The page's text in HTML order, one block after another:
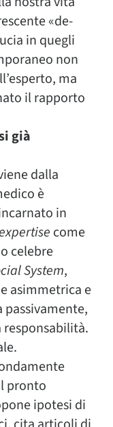
«de-
in quegli
non
ma
il rapporto
già
dalla
è
in
come
celebre
System,
asimmetrica e
responsabilità.
pronto
ipotesi di